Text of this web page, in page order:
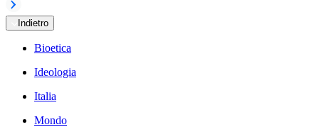
Indietro
Bioetica
Ideologia
Italia
Mondo